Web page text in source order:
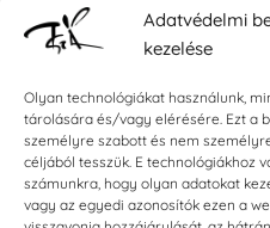
Adatvédelmi
kezelése
Olyan technológiákat használunk,
tárolására és/vagy elérésére. Ezt a
személyre szabott és nem
céljából tesszük. E technológiákhoz
számunkra, hogy olyan adatokat
vagy az egyedi azonosítók ezen a
Általános szerződési
Impresszum
KAPCSOLAT